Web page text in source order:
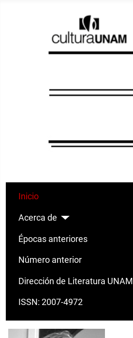
Inicio
Acerca de
Épocas anteriores
Número anterior
Dirección de Literatura UNAM
ISSN: 2007-4972